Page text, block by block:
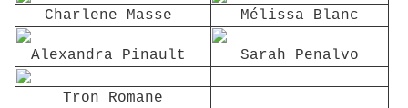
Charlene Masse Mélissa Blanc
Alexandra Pinault Sarah Penalvo
Tron Romane